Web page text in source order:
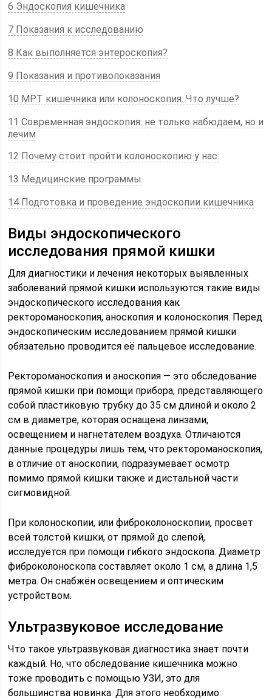
6 Эндоскопия кишечника
7 Показания к исследованию
8 Как выполняется энтероскопия?
9 Показания и противопоказания
10 МРТ кишечника или колоноскопия. Что лучше?
11 Современная эндоскопия: не только набюдаем, но и
лечим
12 Почему стоит пройти колоноскопию у нас:
13 Медицинские программы
14 Подготовка и проведение эндоскопии кишечника
Виды эндоскопического
исследования прямой кишки
Для диагностики и лечения некоторых выявленных
заболеваний прямой кишки используются такие виды
эндоскопического исследования как
ректороманоскопия, аноскопия и колоноскопия. Перед
эндоскопическим исследованием прямой кишки
обязательно проводится её пальцевое исследование.
Ректороманоскопия и аноскопия — это обследование
прямой кишки при помощи прибора, представляющего
собой пластиковую трубку до 35 см длиной и около 2
см в диаметре, которая оснащена линзами,
освещением и нагнетателем воздуха. Отличаются
данные процедуры лишь тем, что ректороманоскопия,
в отличие от аноскопии, подразумевает осмотр
помимо прямой кишки также и дистальной части
сигмовидной.
При колоноскопии, или фиброколоноскопии, просвет
всей толстой кишки, от прямой до слепой,
исследуется при помощи гибкого эндоскопа. Диаметр
фиброколоноскопа составляет около 1 см, а длина 1,5
метра. Он снабжён освещением и оптическим
устройством.
Ультразвуковое исследование
Что такое ультразвуковая диагностика знает почти
каждый. Но, что обследование кишечника можно
тоже проводить с помощью УЗИ, это для
большинства новинка. Для этого необходимо